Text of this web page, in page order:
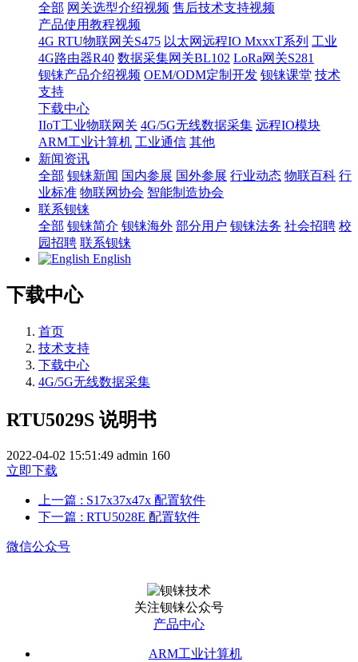
全部 网关选型介绍视频 售后技术支持视频
产品使用教程视频
4G RTU物联网关S475 以太网远程IO MxxxT系列 工业
4G路由器R40 数据采集网关BL102 LoRa网关S281
钡铼产品介绍视频 OEM/ODM定制开发 钡铼课堂 技术
支持
下载中心
IIoT工业物联网关 4G/5G无线数据采集 远程IO模块
ARM工业计算机 工业通信 其他
新闻资讯
全部 钡铼新闻 国内参展 国外参展 行业动态 物联百科 行
业标准 物联网协会 智能制造协会
联系钡铼
全部 钡铼简介 钡铼海外 部分用户 钡铼法务 社会招聘 校
园招聘 联系钡铼
English
下载中心
首页
技术支持
下载中心
4G/5G无线数据采集
RTU5029S 说明书
2022-04-02 15:51:49 admin 160
立即下载
上一篇 : S17x37x47x 配置软件
下一篇 : RTU5028E 配置软件
微信公众号
关注钡铼公众号
产品中心
ARM工业计算机